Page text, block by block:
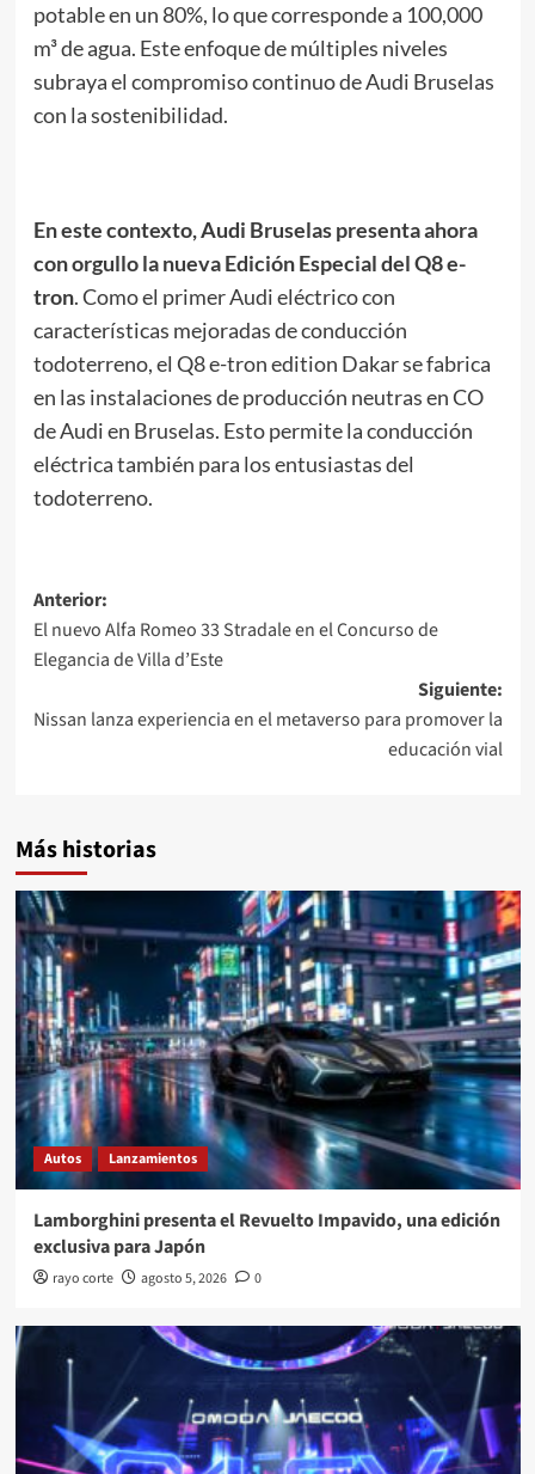
potable en un 80%, lo que corresponde a 100,000
m³ de agua. Este enfoque de múltiples niveles
subraya el compromiso continuo de Audi Bruselas
con la sostenibilidad.
En este contexto, Audi Bruselas presenta ahora
con orgullo la nueva Edición Especial del Q8 e-
tron. Como el primer Audi eléctrico con
características mejoradas de conducción
todoterreno, el Q8 e-tron edition Dakar se fabrica
en las instalaciones de producción neutras en CO
de Audi en Bruselas. Esto permite la conducción
eléctrica también para los entusiastas del
todoterreno.
Navegación
de
entradas
Anterior:
El nuevo Alfa Romeo 33 Stradale en el Concurso de
Elegancia de Villa d’Este
Siguiente:
Nissan lanza experiencia en el metaverso para promover la
educación vial
Más historias
Autos Lanzamientos
Lamborghini presenta el Revuelto Impavido, una edición
exclusiva para Japón
rayo corte agosto 5, 2026 0